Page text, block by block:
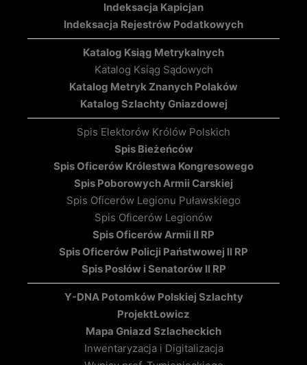
Indeksacja Kapicjan
Indeksacja Rejestrów Podatkowych
Katalog Ksiąg Metrykalnych
Katalog Ksiąg Sądowych
Katalog Metryk Znanych Polaków
Katalog Szlachty Gniazdowej
Spis Elektorów Królów Polskich
Spis Bieżeńców
Spis Oficerów Królestwa Kongresowego
Spis Poborowych Armii Carskiej
Spis Oficerów Legionu Puławskiego
Spis Oficerów Legionów
Spis Oficerów Armii II RP
Spis Oficerów Policji Państwowej II RP
Spis Posłów i Senatorów II RP
Y-DNA Potomków Polskiej Szlachty
ProjektŁowicz
Mapa Gniazd Szlacheckich
Inwentaryzacja i Digitalizacja